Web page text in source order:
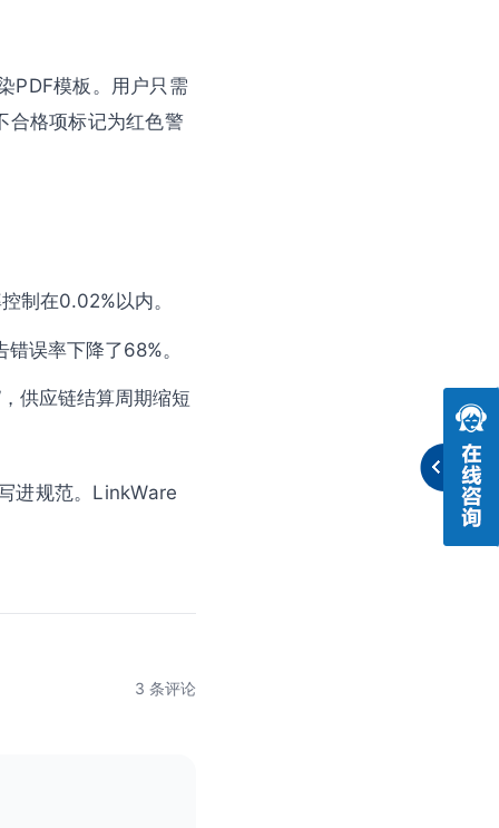
PDF模板。用户只需
合格项标记为红色警
制在0.02%以内。
误率下降了68%。
供应链结算周期缩短
进规范。LinkWare
3 条评论